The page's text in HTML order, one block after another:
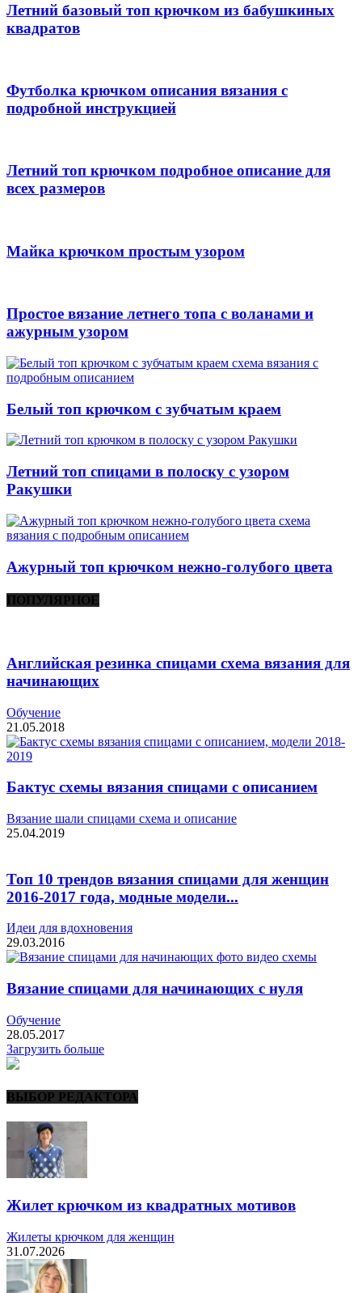
Летний базовый топ крючком из бабушкиных
квадратов
Футболка крючком описания вязания с
подробной инструкцией
Летний топ крючком подробное описание для
всех размеров
Майка крючком простым узором
Простое вязание летнего топа с воланами и
ажурным узором
Белый топ крючком с зубчатым краем
Летний топ спицами в полоску с узором
Ракушки
Ажурный топ крючком нежно-голубого цвета
ПОПУЛЯРНОЕ
Английская резинка спицами схема вязания для
начинающих
Обучение
21.05.2018
Бактус схемы вязания спицами с описанием
Вязание шали спицами схема и описание
25.04.2019
Топ 10 трендов вязания спицами для женщин
2016-2017 года, модные модели...
Идеи для вдохновения
29.03.2016
Вязание спицами для начинающих с нуля
Обучение
28.05.2017
Загрузить больше
ВЫБОР РЕДАКТОРА
Жилет крючком из квадратных мотивов
Жилеты крючком для женщин
31.07.2026